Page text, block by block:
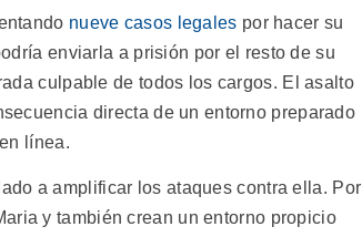
nueve casos legales por hacer su
enviarla a prisión por el resto de su
culpable de todos los cargos. El asalto
directa de un entorno preparado
línea.
a amplificar los ataques contra ella. Por
y también crean un entorno propicio